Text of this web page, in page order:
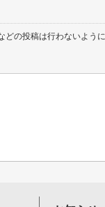
の投稿は行わないよう